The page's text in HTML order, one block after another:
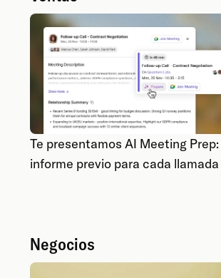
Te presentamos AI Meeting
informe previo para cada llamada
Negocios